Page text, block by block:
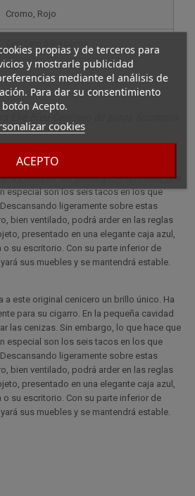
propias y de terceros para
y mostrarle publicidad
mediante el análisis de
Para dar su consentimiento
Acepto.
cookies
ACEPTO
Cromo, Rojo
cenicero para puros
para su cigarro. En la pequeña cavidad
las cenizas. Sin embargo, lo que hace que
especial son los seis tacos en los que
ligeramente sobre estas
bien ventilado, podrá arder en las reglas
presentado en una elegante caja azul,
o su escritorio. Con su parte inferior de
sus muebles y se mantendrá estable.
a este original cenicero un brillo único. Ha
para su cigarro. En la pequeña cavidad
las cenizas. Sin embargo, lo que hace que
especial son los seis tacos en los que
ligeramente sobre estas
bien ventilado, podrá arder en las reglas
presentado en una elegante caja azul,
o su escritorio. Con su parte inferior de
sus muebles y se mantendrá estable.